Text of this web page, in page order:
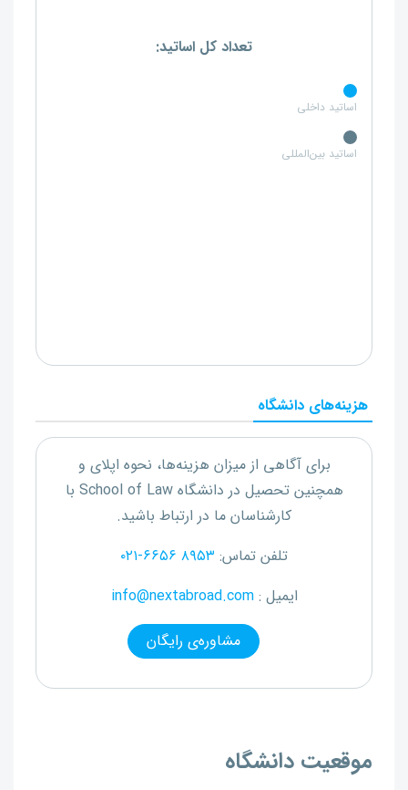
تعداد کل اساتید:
اساتید داخلی
اساتید بین‌المللی
هزینه‌های دانشگاه
برای آگاهی از میزان هزینه‌ها، نحوه اپلای و
همچنین تحصیل در دانشگاهSchool of Lawبا
کارشناسان ما در ارتباط باشید.
تلفن تماس:۰۲۱-۶۶۵۶ ۸۹۵۳
ایمیل : info@nextabroad.com
مشاوره‌ی رایگان
موقعیت دانشگاه